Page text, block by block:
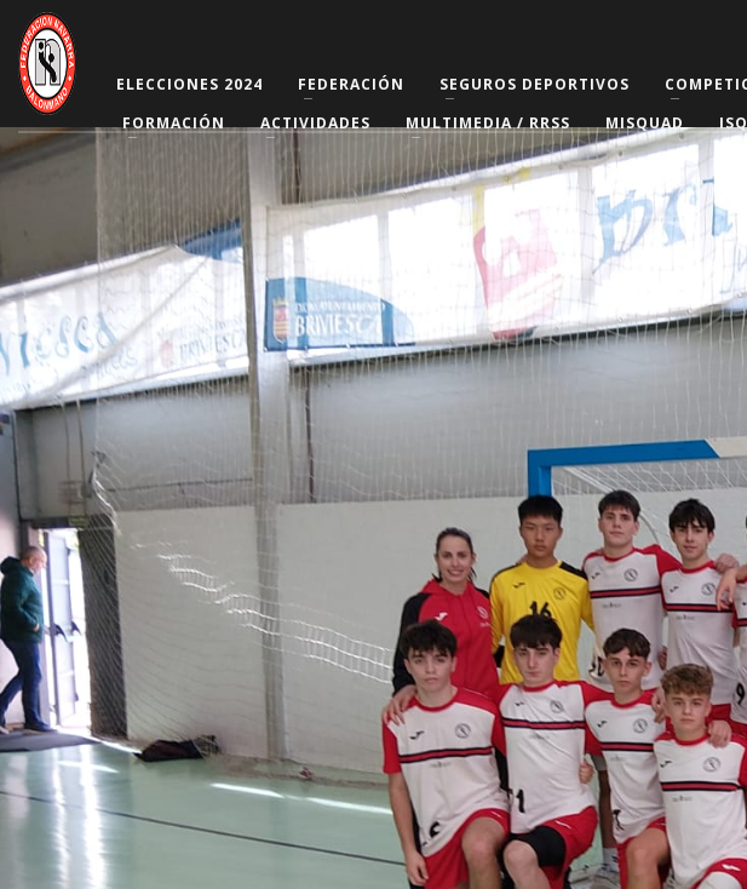
ELECCIONES 2024 FEDERACIÓN SEGUROS DEPORTIVOS
FORMACIÓN
ACTIVIDADES MULTIMEDIA / RRSS MISQUAD